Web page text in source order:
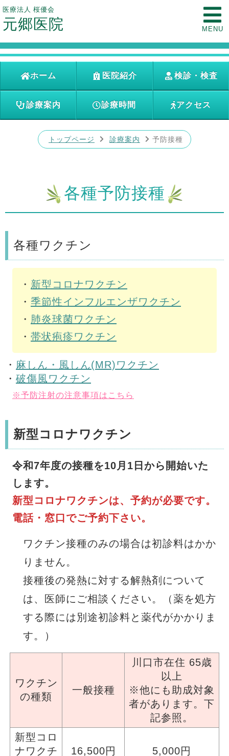
医療法人 桜優会
元郷医院 MENU
ホーム 医院紹介 検診・検査
診療案内 診療時間 アクセス
トップページ 診療案内 予防接種
各種予防接種
各種ワクチン
・ 新型コロナワクチン
・ 季節性インフルエンザワクチン
・ 肺炎球菌ワクチン
・ 帯状疱疹ワクチン
・ 麻しん・風しん(MR)ワクチン
・ 破傷風ワクチン
※予防注射の注意事項はこちら
新型コロナワクチン
令和7年度の接種を10月1日から開始いた
します。
新型コロナワクチンは、予約が必要です。
電話・窓口でご予約下さい。
ワクチン接種のみの場合は初診料はかか
りません。
接種後の発熱に対する解熱剤について
は、医師にご相談ください。（薬を処方
する際には別途初診料と薬代がかかりま
す。）
ワクチン
の種類
一般接種
川口市在住 65歳
以上
※他にも助成対象
者があります。下
記参照。
新型コロ
ナワクチ
16,500円 5,000円